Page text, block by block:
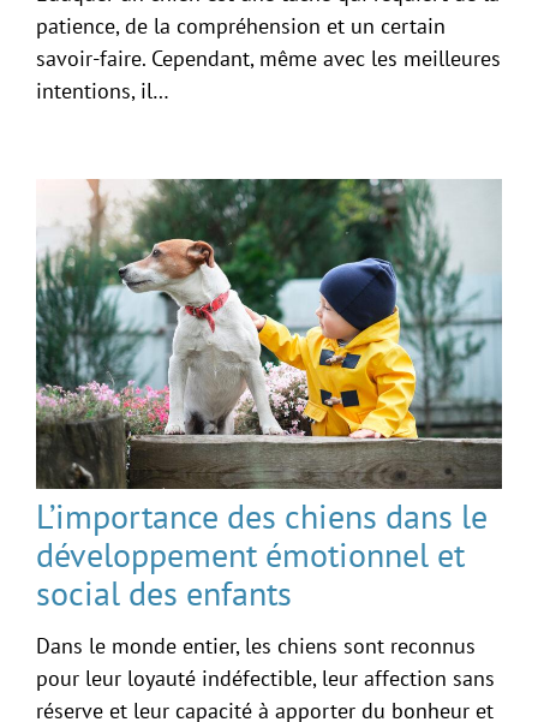
patience, de la compréhension et un certain
savoir-faire. Cependant, même avec les meilleures
intentions, il…
L’importance des chiens dans le
développement émotionnel et
social des enfants
Dans le monde entier, les chiens sont reconnus
pour leur loyauté indéfectible, leur affection sans
réserve et leur capacité à apporter du bonheur et